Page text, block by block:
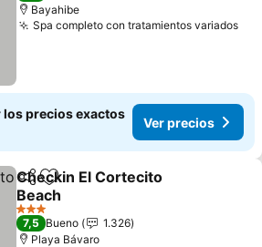
Bayahibe
Spa completo con tratamientos variados
los precios exactos
Ver precios
CompartirAgregar a favoritos
Checkin El Cortecito
Beach
3 Estrellas
7,5 Bueno
1.326
Playa Bávaro